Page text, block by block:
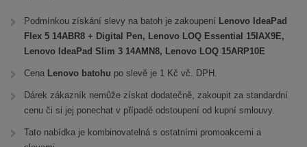
Podmínkou získání slevy na batoh je zakoupení Lenovo IdeaPad
Flex 5 14ABR8 + Digital Pen, Lenovo LOQ Essential 15IAX9E,
Lenovo IdeaPad Slim 3 14AMN8, Lenovo LOQ 15ARP10E
Cena Lenovo batohu po slevě je 1 Kč vč. DPH.
Dárek zákazník nemůže získat dodatečně, zakoupit za standardní
cenu či si jej ponechat v případě odstoupení od kupní smlouvy.
Tato nabídka je kombinovatelná s ostatními promoakcemi a